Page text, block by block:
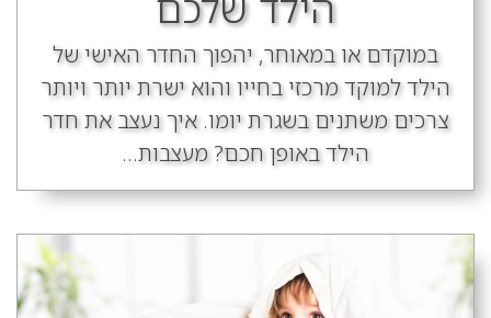
במוקדם או במאוחר, יהפוך החדר האישי של
הילד למוקד מרכזי בחייו והוא ישרת יותר ויותר
צרכים משתנים בשגרת יומו. איך נעצב את חדר
הילד באופן חכם? מעצבות...